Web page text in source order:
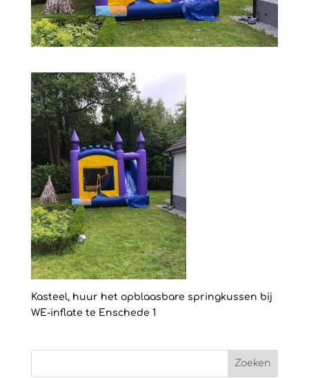
Kasteel, huur het opblaasbare springkussen bij
WE-inflate te Enschede 1